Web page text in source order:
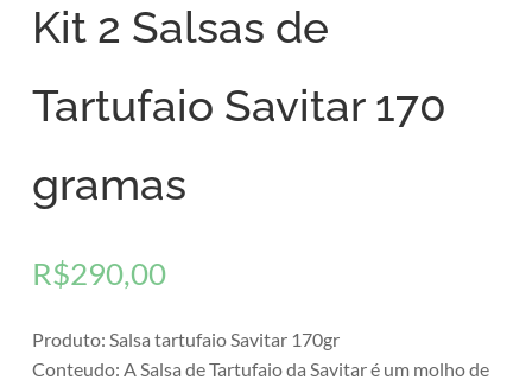
Kit 2 Salsas de
Tartufaio Savitar 170
gramas
R$290,00
Produto: Salsa tartufaio Savitar 170gr
Conteudo: A Salsa de Tartufaio da Savitar é um molho de